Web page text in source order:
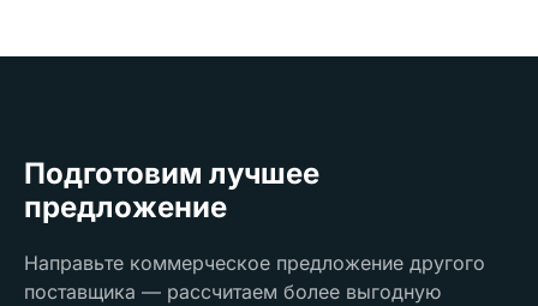
Подготовим лучшее
предложение
Направьте коммерческое предложение другого
поставщика — рассчитаем более выгодную